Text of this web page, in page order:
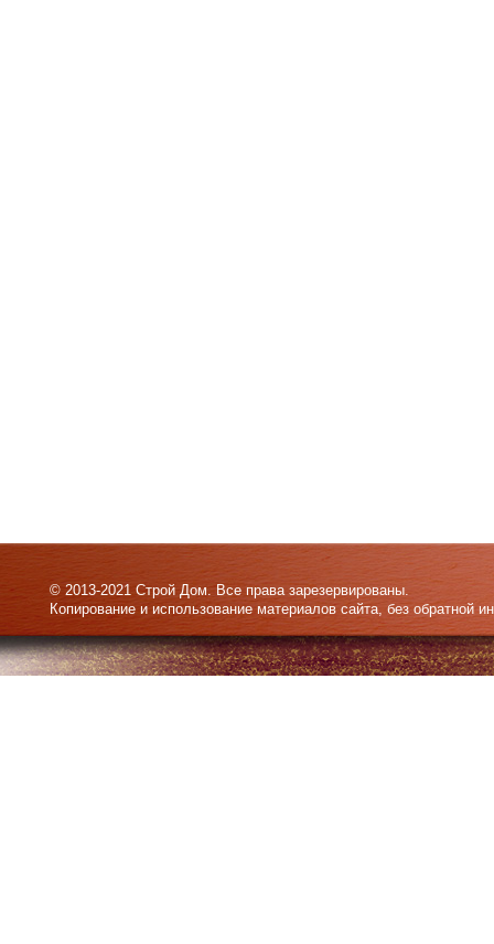
© 2013-2021 Строй Дом. Все права зарезервированы.
Копирование и использование материалов сайта, без обратной